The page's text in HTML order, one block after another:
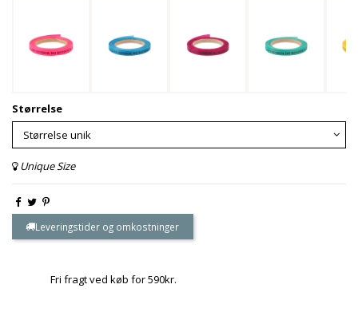
Størrelse
Unique Size
Leveringstider og omkostninger
Fri fragt ved køb for 590kr.